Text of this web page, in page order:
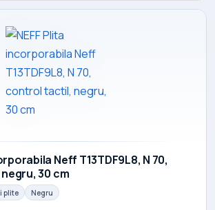
Neff T13TDF9L8, N 70,
30 cm
plite Negru